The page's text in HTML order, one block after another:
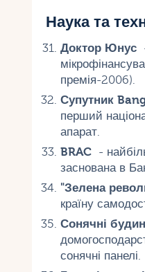
Наука та
Доктор Юнус
премія-2006).
Супутник
перший
апарат.
BRAC-
заснована в
"Зелена
країну
Сонячні
сонячні панелі.